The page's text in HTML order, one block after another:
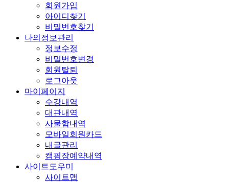
회원가입
아이디찾기
비밀번호찾기
나의정보관리
정보수정
비밀번호변경
회원탈퇴
로그아웃
마이페이지
수강내역
대관내역
사물함내역
모바일회원카드
내글관리
캠핑장예약내역
사이트도우미
사이트맵